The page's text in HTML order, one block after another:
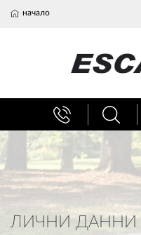
начало
ЛИЧНИ ДАННИ
БАГАЖНИЦИ
ТЕГЛИЧ ЗА КОЛА
ВЕРИГИ ЗА СНЯГ